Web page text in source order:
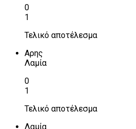
0
1
Τελικό αποτέλεσμα
Αρης
Λαμία
0
1
Τελικό αποτέλεσμα
Λαμία